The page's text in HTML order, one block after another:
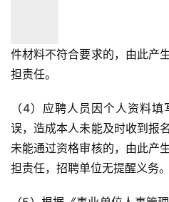
件材料不符合要求的，由此产
担责任。
（4）应聘人员因个人资料
误，造成本人未能及时收到报
未能通过资格审核的，由此产
担责任，招聘单位无提醒义务。